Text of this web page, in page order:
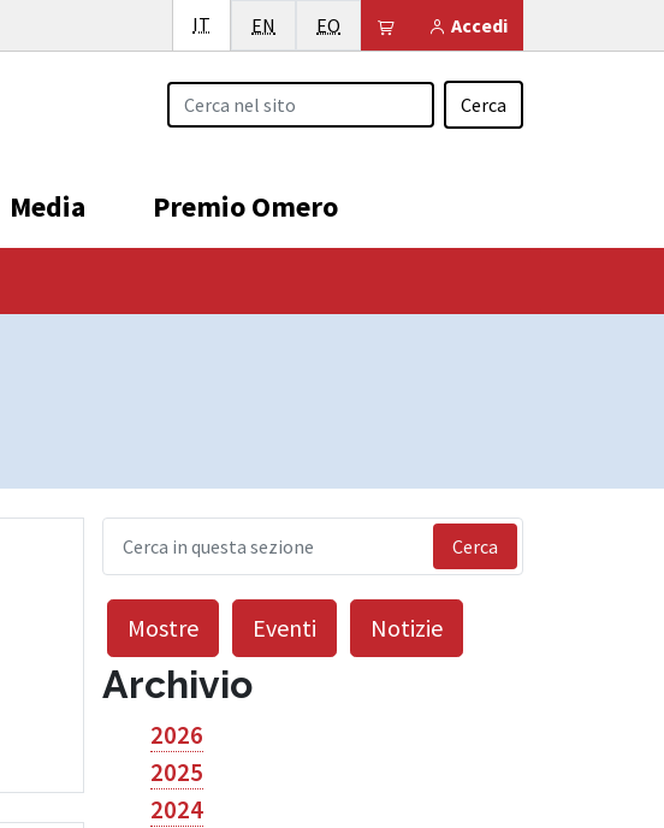
Accedi
Il tuo carrello è vuoto
IT Italiano
EN English
EO Esperanto
Cerca
Media Premio Omero
Cerca
Mostre Eventi Notizie
Archivio
2026
2025
2024